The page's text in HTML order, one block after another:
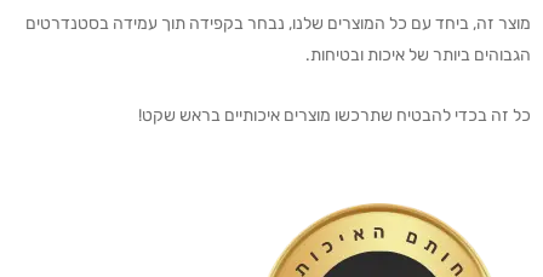
מוצר זה, ביחד עם כל המוצרים שלנו, נבחר בקפידה תוך עמידה בסטנדרטים
הגבוהים ביותר של איכות ובטיחות.
כל זה בכדי להבטיח שתרכשו מוצרים איכותיים בראש שקט!